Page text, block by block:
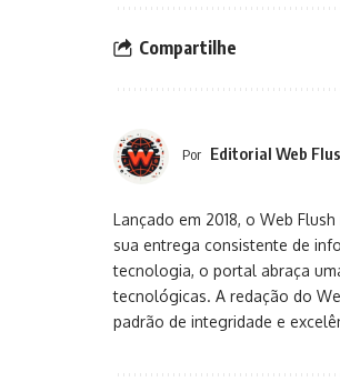
Compartilhe
Por Editorial Web
Lançado em 2018, o Web
sua entrega consistente de
tecnologia, o portal abraça
tecnológicas. A redação do
padrão de integridade e